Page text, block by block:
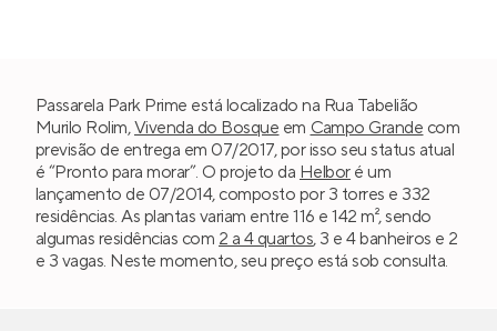
Passarela Park Prime está localizado na Rua Tabelião
Murilo Rolim,Vivenda do Bosque em Campo Grande com
previsão de entrega em 07/2017, por isso seu status atual
é “Pronto para morar”. O projeto da Helboré um
lançamento de 07/2014, composto por 3 torres e 332
residências. As plantas variam entre 116 e 142 m², sendo
algumas residências com 2 a 4 quartos, 3 e 4 banheiros e 2
e 3 vagas. Neste momento, seu preço está sob consulta.